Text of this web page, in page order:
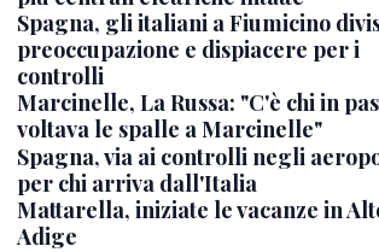
Spagna, gli italiani a Fiumicino
preoccupazione e dispiacere per i
controlli
Marcinelle, La Russa: "C'è chi in
voltava le spalle a Marcinelle"
Spagna, via ai controlli negli
per chi arriva dall'Italia
Mattarella, iniziate le vacanze in
Adige